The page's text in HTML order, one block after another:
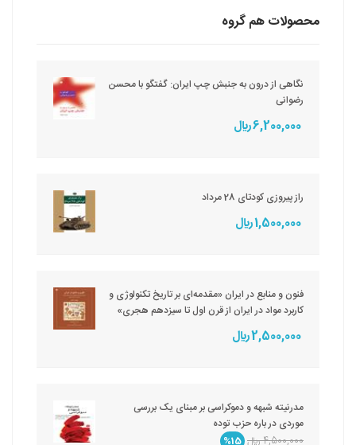
محصولات هم گروه
نگاهی از درون به جنبش چپ ایران: گفتگو با محسن
رضوانی
6,200,000 ريال
راز پیروزی کودتای 28 مرداد
1,500,000 ريال
فنون و منابع در ایران «مقدمه‌ای بر تاریخ تکنولوژی و
کاربرد مواد در ایران از قرن اول تا سیزدهم هجری»
2,500,000 ريال
مدرنیته شبهه و دموکراسی بر مبنای یک بررسی
موردی در باره حزب توده
4,500,000 ريال
%15